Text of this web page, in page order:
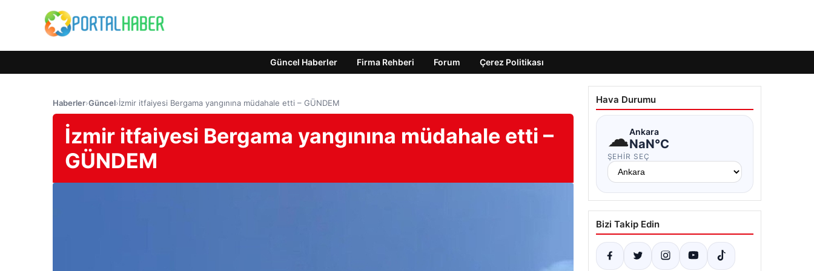
Güncel Haberler Firma Rehberi Forum Çerez Politikası
Haberler›Güncel›İzmir itfaiyesi Bergama yangınına müdahale etti – GÜNDEM
İzmir itfaiyesi Bergama yangınına müdahale etti –
GÜNDEM
Hava Durumu
☁Ankara
NaN°C
ŞEHIR SEÇ
Bizi Takip Edin